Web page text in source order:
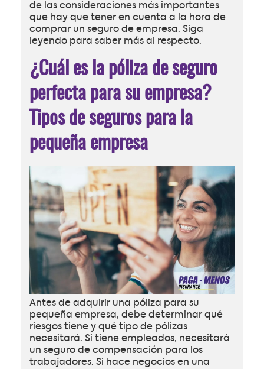
de las consideraciones más importantes
que hay que tener en cuenta a la hora de
comprar un seguro de empresa. Siga
leyendo para saber más al respecto.
¿Cuál es la póliza de seguro
perfecta para su empresa?
Tipos de seguros para la
pequeña empresa
Antes de adquirir una póliza para su
pequeña empresa, debe determinar qué
riesgos tiene y qué tipo de pólizas
necesitará. Si tiene empleados, necesitará
un seguro de compensación para los
trabajadores. Si hace negocios en una